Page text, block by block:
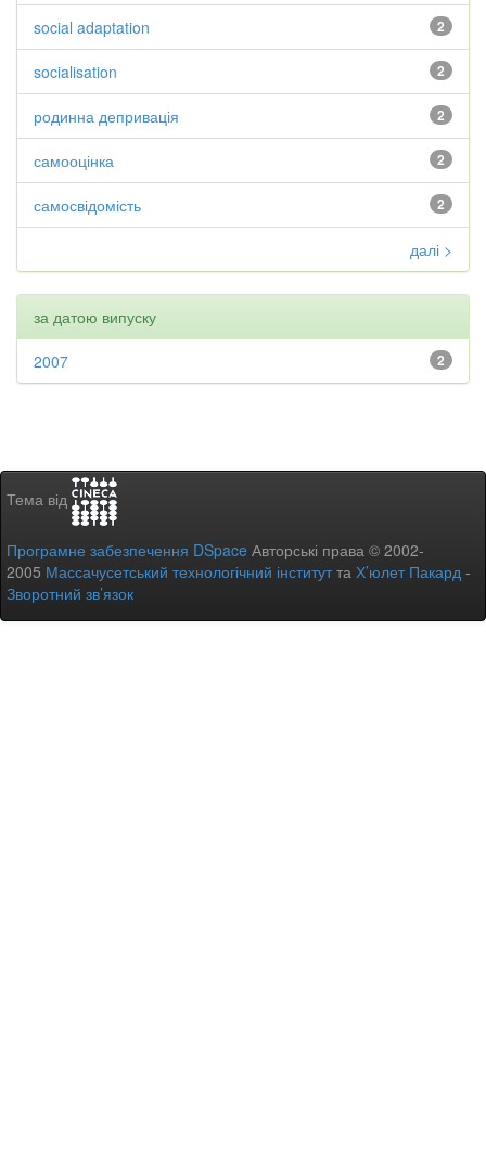
2
social adaptation
2
socialisation
2
родинна депривація
2
самооцінка
2
самосвідомість
далі >
за датою випуску
2
2007
Тема від
Програмне забезпечення DSpace Авторські права © 2002-
2005 Массачусетський технологічний інститутта Х’юлет Пакард -
Зворотний зв’язок